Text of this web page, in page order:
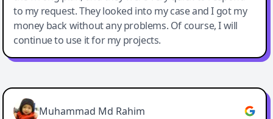
to my request. They looked into my case and I got my
money back without any problems. Of course, I will
continue to use it for my projects.
Easy-Peasy AI
Muhammad Md Rahim